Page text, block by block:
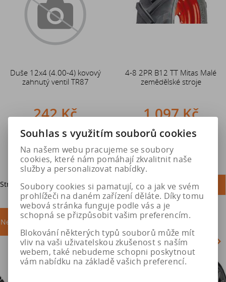
Duše 12x4 (4.00-4) kovový
zahnutý ventil TR87
242 Kč
Do košíku
4-8 2PR B12 TT Mitas Malé
zemědělské stroje
1 097 Kč
Do košíku
Strana1z1Celkem2záznamů
Nejprodávanější akce
Akce
Souhlas s využitím souborů cookies
Na našem webu pracujeme se soubory
cookies, které nám pomáhají zkvalitnit naše
služby a personalizovat nabídky.
Soubory cookies si pamatují, co a jak ve svém
prohlížeči na daném zařízení děláte. Díky tomu
webová stránka funguje podle vás a je
schopná se přizpůsobit vašim preferencím.
Blokování některých typů souborů může mít
vliv na vaši uživatelskou zkušenost s naším
webem, také nebudeme schopni poskytnout
vám nabídku na základě vašich preferencí.